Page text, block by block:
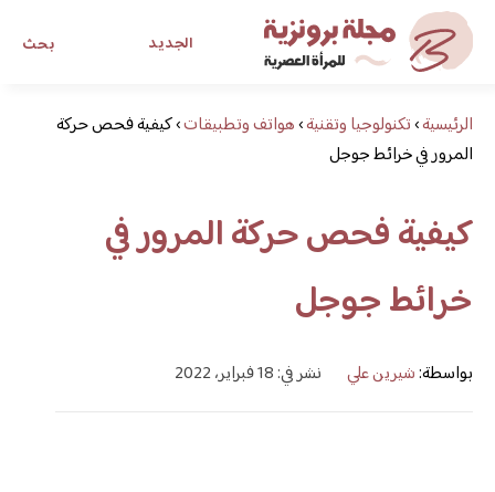
بحث الجديد
مجلة برونزية للفتاة العصريةالرئيسية›تكنولوجيا وتقنية›هواتف وتطبيقات›كيفية فحص حركة
المرور في خرائط جوجل
كيفية فحص حركة المرور في
خرائط جوجل
بواسطة:شيرين علي نشر في: 18 فبراير، 2022